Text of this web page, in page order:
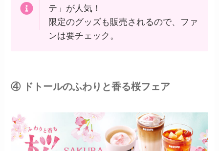
テ」が人気！
限定のグッズも販売されるので、ファ
ンは要チェック。
④ ドトールのふわりと香る桜フェア